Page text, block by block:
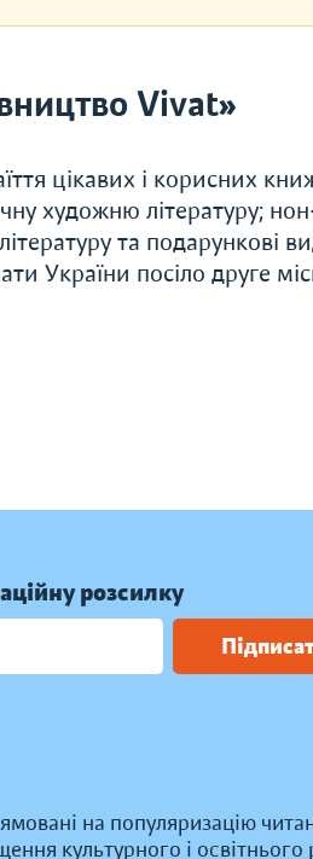
Vivat»
цікавих і корисних
художню літературу;
та подарункові
України посіло друге
розсилку
на популяризацію
культурного і освітнього